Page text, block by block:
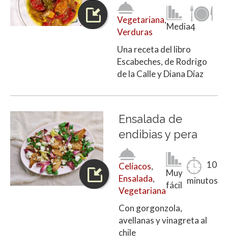
Vegetariana,
Verduras
Media4
Una receta del libro
Escabeches, de Rodrigo
de la Calle y Diana Díaz
Ensalada de
endibias y pera
Celíacos,
Ensalada,
Vegetariana
Muy
fácil
10
minutos
Con gorgonzola,
avellanas y vinagreta al
chile